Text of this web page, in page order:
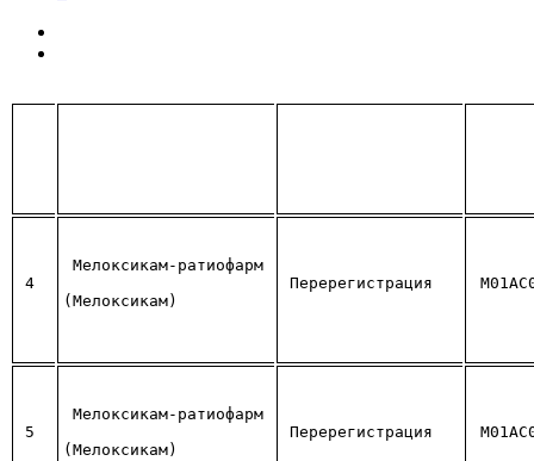
4
Мелоксикам-ратиофарм
(Мелоксикам)
Перерегистрация
5
Мелоксикам-ратиофарм
(Мелоксикам)
Перерегистрация